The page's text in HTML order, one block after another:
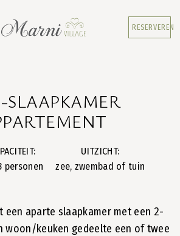
RESERVEREN
SLAAPKAMER
personen
UITZICHT:
zee, zwembad of tuin
een aparte slaapkamer met een 2-
woon/keuken gedeelte een of twee